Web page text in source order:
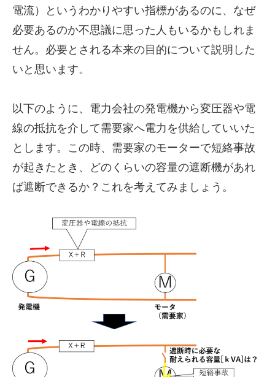
電流）というわかりやすい指標があるのに、なぜ
必要あるのか不思議に思った人もいるかもしれま
せん。必要とされる本来の目的について説明した
いと思います。
以下のように、電力会社の発電機から変圧器や電
線の抵抗を介して需要家へ電力を供給していいた
とします。この時、需要家のモーターで短絡事故
が起きたとき、どのくらいの容量の遮断機があれ
ば遮断できるか？これを考えてみましょう。